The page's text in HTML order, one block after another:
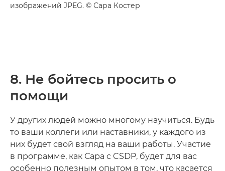
изображений JPEG. © Сара Костер
8. Не бойтесь просить о
помощи
У других людей можно многому научиться. Будь
то ваши коллеги или наставники, у каждого из
них будет свой взгляд на ваши работы. Участие
в программе, как Сара с CSDP, будет для вас
особенно полезным опытом в том, что касается